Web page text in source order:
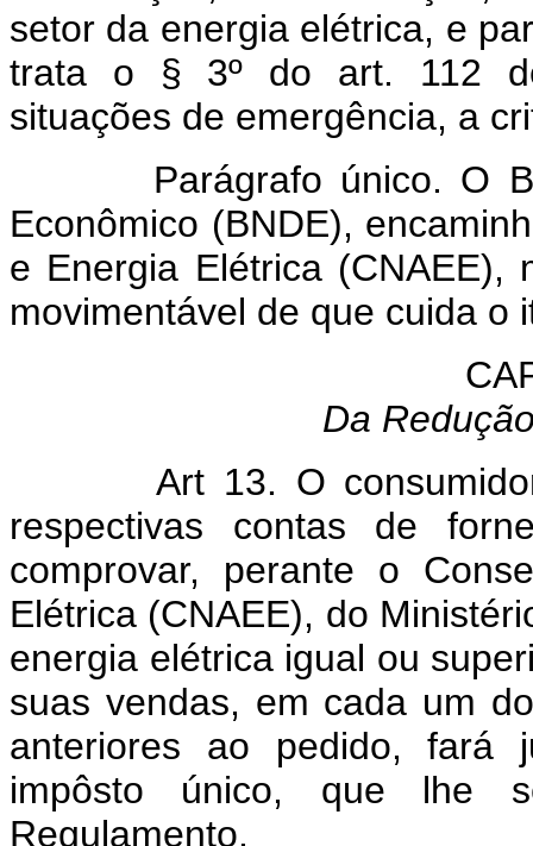
setor da energia elétrica, e
trata o § 3º do art. 112
situações de emergência, a
Parágrafo único. O
Econômico (BNDE),
e Energia Elétrica (CNAEE),
movimentável de que cuida o
Da
Art 13. O
respectivas contas de
comprovar, perante o
Elétrica (CNAEE), do
energia elétrica igual ou
suas vendas, em cada um
anteriores ao pedido, fará
impôsto único, que lhe
Regulamento.